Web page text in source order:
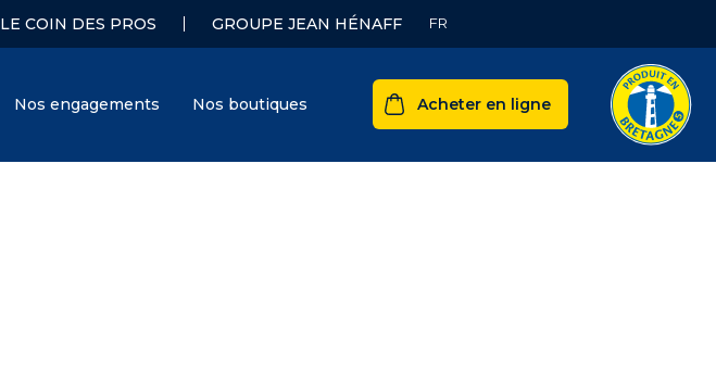
LE COIN DES PROS GROUPE JEAN HÉNAFF
Nos engagements Nos boutiques Acheter en ligne